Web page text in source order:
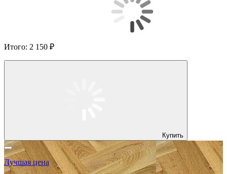
Итого: 2 150 ₽
Купить
Лучшая цена